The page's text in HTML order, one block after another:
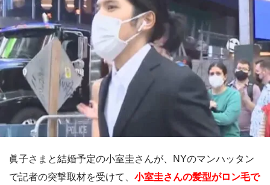
眞子さまと結婚予定の小室圭さんが、NYのマンハッタン
で記者の突撃取材を受けて、 小室圭さんの髪型がロン毛で